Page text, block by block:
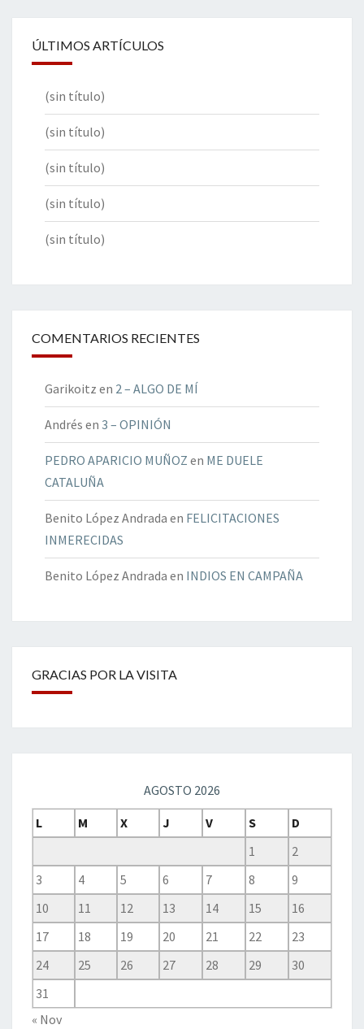
ÚLTIMOS ARTÍCULOS
(sin título)
(sin título)
(sin título)
(sin título)
(sin título)
COMENTARIOS RECIENTES
Garikoitz en 2 – ALGO DE MÍ
Andrés en 3 – OPINIÓN
PEDRO APARICIO MUÑOZ en ME DUELE
CATALUÑA
Benito López Andrada en FELICITACIONES
INMERECIDAS
Benito López Andrada en INDIOS EN CAMPAÑA
GRACIAS POR LA VISITA
AGOSTO 2026
L
M X J V S
D
1
2
3
4 5 6 7 8
9
10
11 12 13 14 15
16
17
18 19 20 21 22
23
24
25 26 27 28 29
30
31
« Nov